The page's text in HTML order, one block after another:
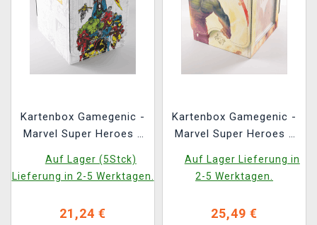
Kartenbox Gamegenic -
Marvel Super Heroes -
Convertible Marvel Age
Auf Lager (5Stck)
Lieferung in 2-5 Werktagen.
21,24 €
Kartenbox Gamegenic -
Marvel Super Heroes -
Convertible Door of
Destinies
Auf Lager Lieferung in
2-5 Werktagen.
25,49 €